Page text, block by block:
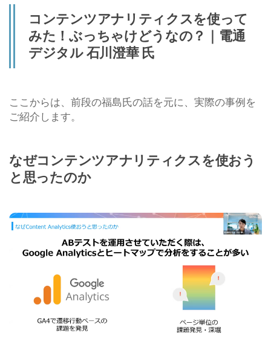
コンテンツアナリティクスを使って
みた！ぶっちゃけどうなの？｜電通
デジタル 石川澄華 氏
ここからは、前段の福島氏の話を元に、実際の事例を
ご紹介します。
なぜコンテンツアナリティクスを使おう
と思ったのか